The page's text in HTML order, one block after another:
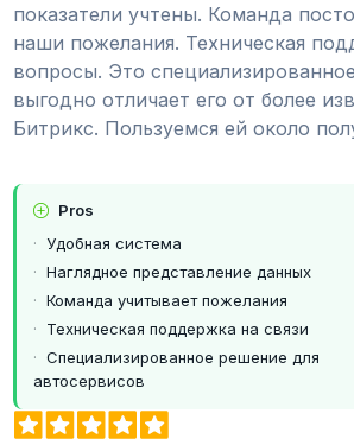
показатели учтены. Команда
наши пожелания. Техническая
вопросы. Это
выгодно отличает его от более
Битрикс. Пользуемся ей около
Pros
Удобная система
Наглядное представление данных
Команда учитывает пожелания
Техническая поддержка на связи
Специализированное решение для
автосервисов